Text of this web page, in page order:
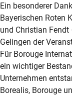
Ein besonderer
Bayerischen Roten
und Christian
Gelingen der
Für Borouge
ein wichtiger
Unternehmen
Borealis, Borouge